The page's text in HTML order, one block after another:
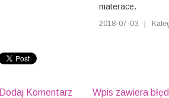
materace.
2018-07-03 |
Dodaj Komentarz Wpis zawiera